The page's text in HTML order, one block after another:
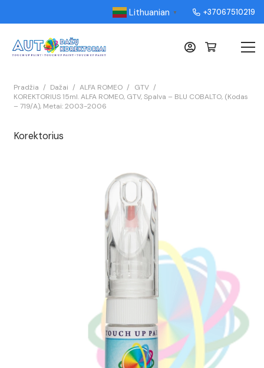
Lithuanian ▼ +37067510219
Pradžia / Dažai / ALFA ROMEO / GTV /
KOREKTORIUS 15ml. ALFA ROMEO, GTV, Spalva – BLU COBALTO, (Kodas
– 719/A), Metai: 2003-2006
Korektorius